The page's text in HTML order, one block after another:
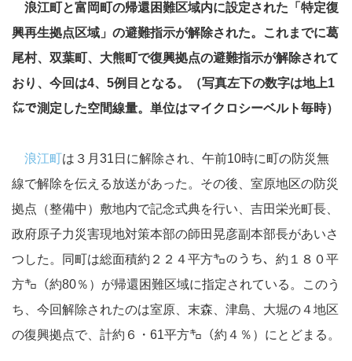
浪江町と富岡町の帰還困難区域内に設定された「特定復
興再生拠点区域」の避難指示が解除された。これまでに葛
尾村、双葉町、大熊町で復興拠点の避難指示が解除されて
おり、今回は4、5例目となる。（写真左下の数字は地上1
㍍で測定した空間線量。単位はマイクロシーベルト毎時）
浪江町は３月31日に解除され、午前10時に町の防災無
線で解除を伝える放送があった。その後、室原地区の防災
拠点（整備中）敷地内で記念式典を行い、吉田栄光町長、
政府原子力災害現地対策本部の師田晃彦副本部長があいさ
つした。同町は総面積約２２４平方㌔のうち、約１８０平
方㌔（約80％）が帰還困難区域に指定されている。このう
ち、今回解除されたのは室原、末森、津島、大堀の４地区
の復興拠点で、計約６・61平方㌔（約４％）にとどまる。